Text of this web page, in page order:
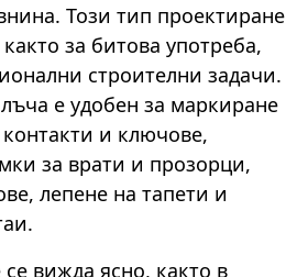
Този тип проектиране
за битова употреба,
строителни задачи.
е удобен за маркиране
и ключове,
за врати и прозорци,
лепене на тапети и
вижда ясно, както в